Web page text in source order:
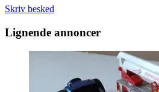
Skriv besked
Lignende annoncer